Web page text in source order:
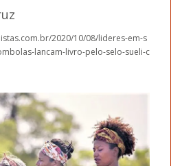
2020/10/08/lideres-em-s
lancam-livro-pelo-selo-sueli-c